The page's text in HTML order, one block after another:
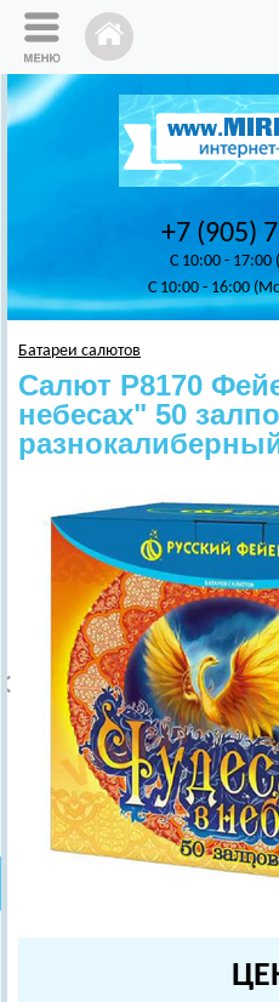
+7 (905)
C 10:00 -
C 10:00 - 16:00
Батареи салютов
Салют Р8170
небесах" 50